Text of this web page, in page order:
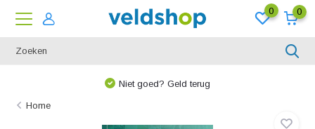
0 0
Niet goed? Geld terug
Home